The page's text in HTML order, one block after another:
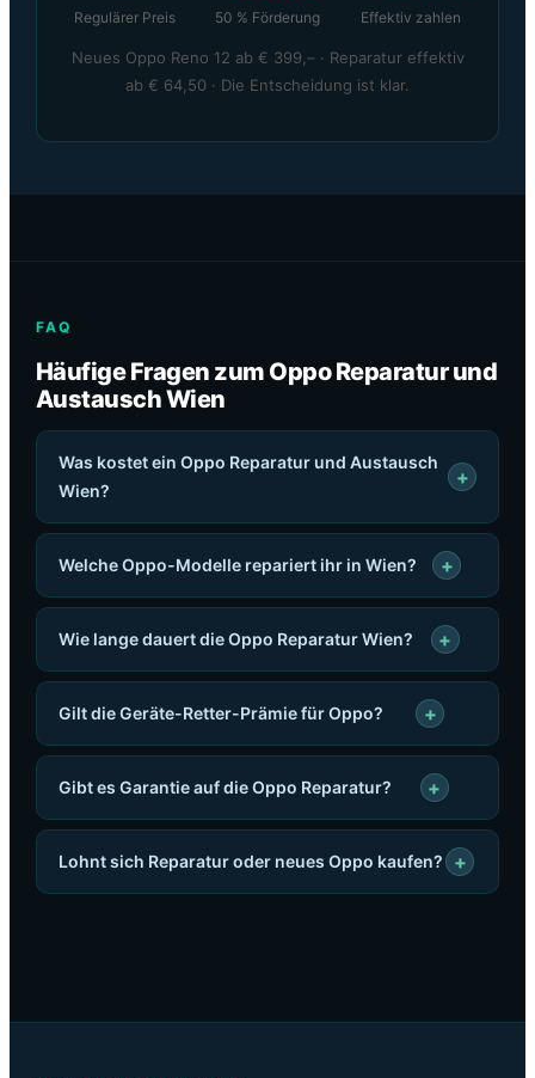
Regulärer Preis 50 % Förderung Effektiv zahlen
Neues Oppo Reno 12 ab € 399,– · Reparatur effektiv
ab € 64,50 · Die Entscheidung ist klar.
FAQ
Häufige Fragen zum Oppo Reparatur und
Austausch Wien
Was kostet ein Oppo Reparatur und Austausch
Wien?
+
Welche Oppo-Modelle repariert ihr in Wien? +
Wie lange dauert die Oppo Reparatur Wien? +
Gilt die Geräte-Retter-Prämie für Oppo? +
Gibt es Garantie auf die Oppo Reparatur? +
Lohnt sich Reparatur oder neues Oppo kaufen? +